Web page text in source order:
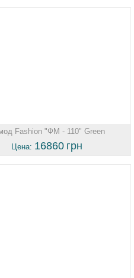
Fashion "ФМ - 110" Green
Цена: 16860 грн